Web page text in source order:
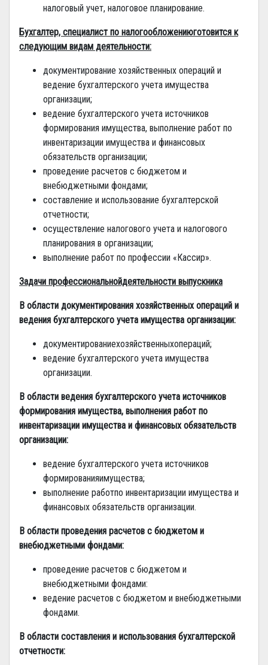
налоговый учет, налоговое планирование.
Бухгалтер, специалист по налогообложениюготовится к
следующим видам деятельности:
документирование хозяйственных операций и
ведение бухгалтерского учета имущества
организации;
ведение бухгалтерского учета источников
формирования имущества, выполнение работ по
инвентаризации имущества и финансовых
обязательств организации;
проведение расчетов с бюджетом и
внебюджетными фондами;
составление и использование бухгалтерской
отчетности;
осуществление налогового учета и налогового
планирования в организации;
выполнение работ по профессии «Кассир».
Задачи профессиональнойдеятельности выпускника
В области документирования хозяйственных операций и
ведения бухгалтерского учета имущества организации:
документированиехозяйственныхопераций;
ведение бухгалтерского учета имущества
организации.
В области ведения бухгалтерского учета источников
формирования имущества, выполнения работ по
инвентаризации имущества и финансовых обязательств
организации:
ведение бухгалтерского учета источников
формированияимущества;
выполнение работпо инвентаризации имущества и
финансовых обязательств организации.
В области проведения расчетов с бюджетом и
внебюджетными фондами:
проведение расчетов с бюджетом и
внебюджетными фондами:
ведение расчетов с бюджетом и внебюджетными
фондами.
В области составления и использования бухгалтерской
отчетности: